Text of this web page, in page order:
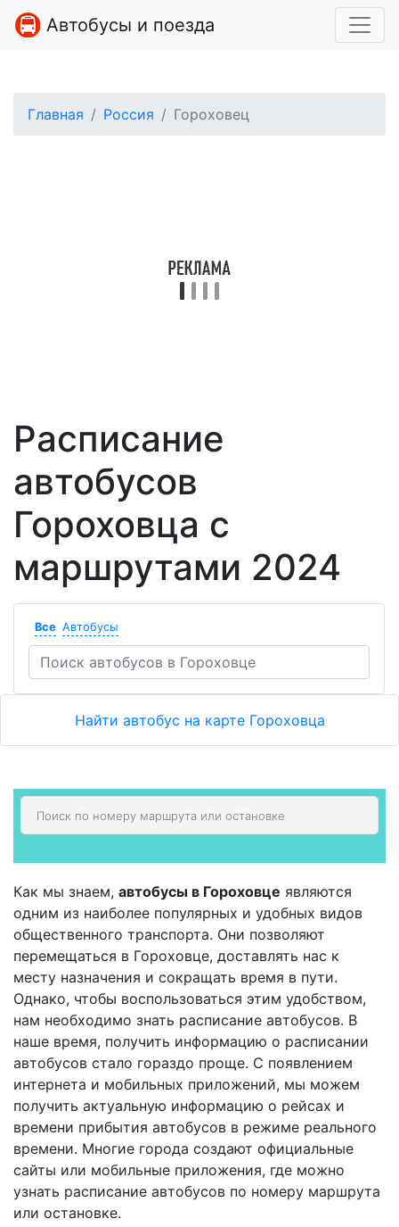
Автобусы и поезда
Главная Россия Гороховец
Расписание
автобусов
Гороховца с
маршрутами 2024
Все Автобусы
Найти автобус на карте Гороховца
Как мы знаем, автобусы в Гороховце являются
одним из наиболее популярных и удобных видов
общественного транспорта. Они позволяют
перемещаться в Гороховце, доставлять нас к
месту назначения и сокращать время в пути.
Однако, чтобы воспользоваться этим удобством,
нам необходимо знать расписание автобусов. В
наше время, получить информацию о расписании
автобусов стало гораздо проще. С появлением
интернета и мобильных приложений, мы можем
получить актуальную информацию о рейсах и
времени прибытия автобусов в режиме реального
времени. Многие города создают официальные
сайты или мобильные приложения, где можно
узнать расписание автобусов по номеру маршрута
или остановке.